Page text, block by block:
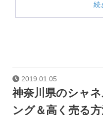
続
2019.01.05
神奈川県のシャ
ング＆高く売る